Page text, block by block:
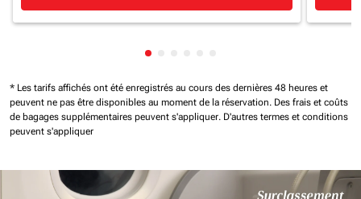
Affichage de cmp-pagination-
* Les tarifs affichés ont été enregistrés au cours des dernières 48 heures et
peuvent ne pas être disponibles au moment de la réservation. Des frais et coûts
de bagages supplémentaires peuvent s'appliquer. D'autres termes et conditions
peuvent s'appliquer